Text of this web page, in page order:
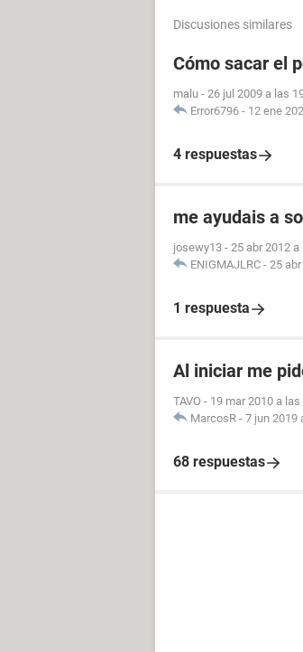
Discusiones similares
Cómo sacar el
malu - 26 jul 2009 a las
Error6796 - 12 ene
4 respuestas
me ayudais a
josewy13 - 25 abr 2012 a
ENIGMAJLRC - 25
1 respuesta
Al iniciar me
TAVO - 19 mar 2010 a las
MarcosR - 7 jun 2019
68 respuestas